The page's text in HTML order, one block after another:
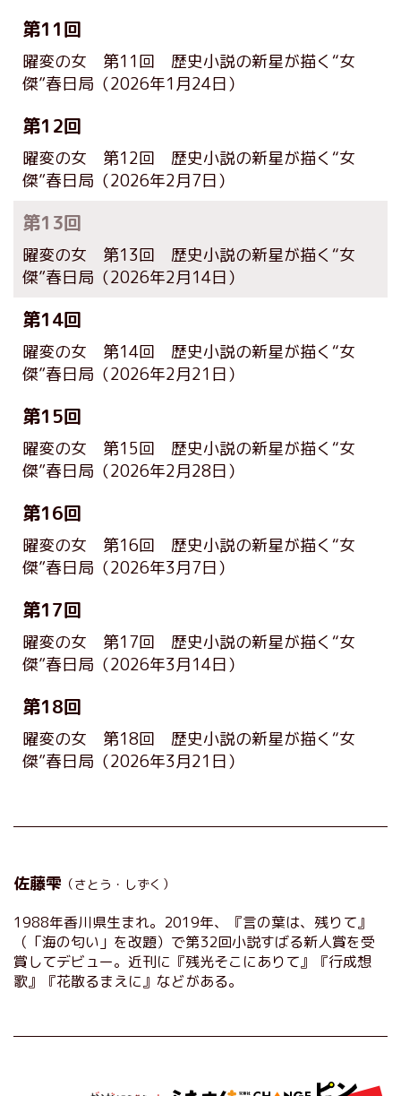
第11回
曜変の女 第11回 歴史小説の新星が描く“女
傑”春日局 （2026年1月24日）
第12回
曜変の女 第12回 歴史小説の新星が描く“女
傑”春日局 （2026年2月7日）
第13回
曜変の女 第13回 歴史小説の新星が描く“女
傑”春日局 （2026年2月14日）
第14回
曜変の女 第14回 歴史小説の新星が描く“女
傑”春日局 （2026年2月21日）
第15回
曜変の女 第15回 歴史小説の新星が描く“女
傑”春日局 （2026年2月28日）
第16回
曜変の女 第16回 歴史小説の新星が描く“女
傑”春日局 （2026年3月7日）
第17回
曜変の女 第17回 歴史小説の新星が描く“女
傑”春日局 （2026年3月14日）
第18回
曜変の女 第18回 歴史小説の新星が描く“女
傑”春日局 （2026年3月21日）
佐藤雫 （さとう・しずく）
1988年香川県生まれ。2019年、『言の葉は、残りて』
（「海の匂い」を改題）で第32回小説すばる新人賞を受
賞してデビュー。近刊に『残光そこにありて』『行成想
歌』『花散るまえに』などがある。